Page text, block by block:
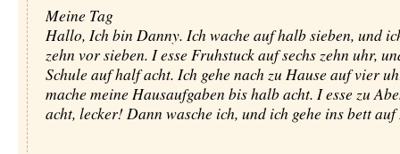
Meine Tag
Hallo, Ich bin Danny. Ich wache auf halb sieben, und
zehn vor sieben. I esse Fruhstuck auf sechs zehn uhr,
Schule auf half acht. Ich gehe nach zu Hause auf vier
mache meine Hausaufgaben bis halb acht. I esse zu
acht, lecker! Dann wasche ich, und ich gehe ins bett auf